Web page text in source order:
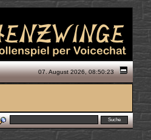
07. August 2026, 08:50:23